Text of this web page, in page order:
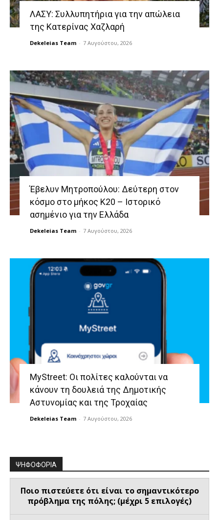
ΛΑΣΥ: Συλλυπητήρια για την απώλεια
της Κατερίνας Χαζλαρή
Dekeleias Team - 7 Αυγούστου, 2026
Έβελυν Μητροπούλου: Δεύτερη στον
κόσμο στο μήκος Κ20 – Ιστορικό
ασημένιο για την Ελλάδα
Dekeleias Team - 7 Αυγούστου, 2026
MyStreet: Οι πολίτες καλούνται να
κάνουν τη δουλειά της Δημοτικής
Αστυνομίας και της Τροχαίας
Dekeleias Team - 7 Αυγούστου, 2026
ΨΗΦΟΦΟΡΙΑ
Ποιο πιστεύετε ότι είναι το σημαντικότερο
πρόβλημα της πόλης; (μέχρι 5 επιλογές)